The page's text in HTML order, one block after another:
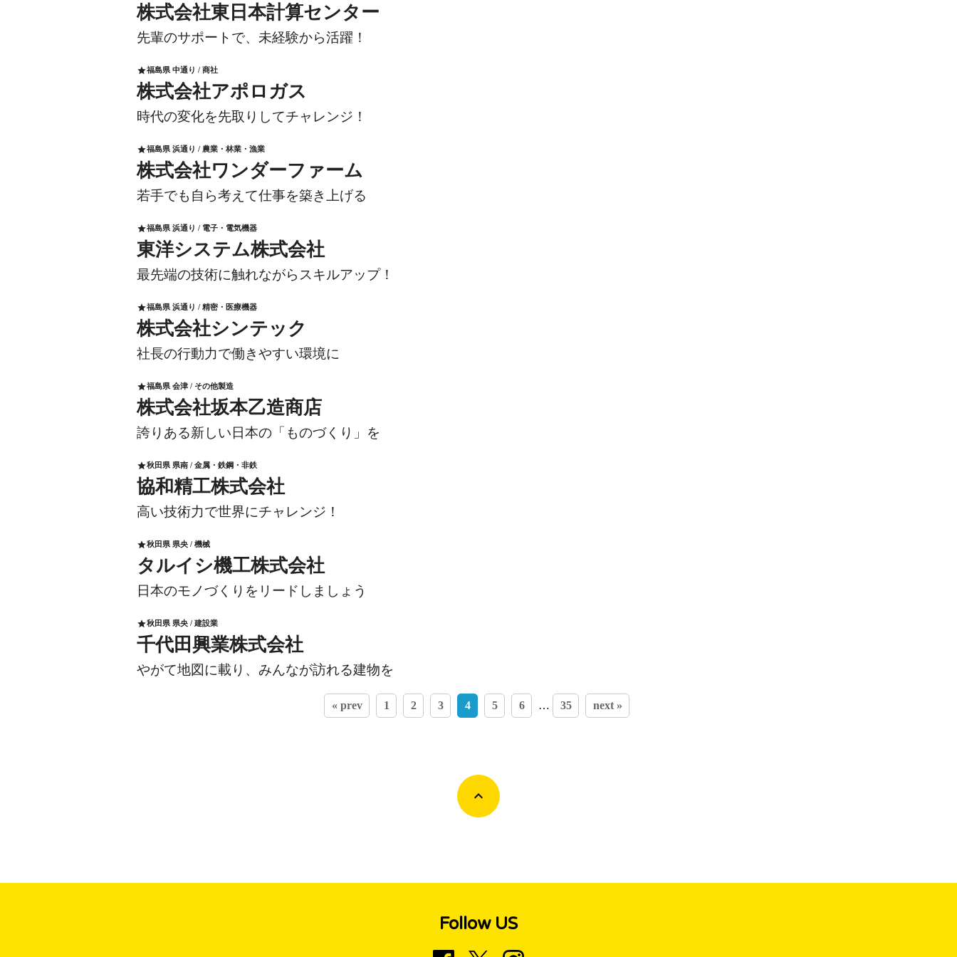
株式会社東日本計算センター
先輩のサポートで、未経験から活躍！
star福島県 中通り / 商社
株式会社アポロガス
時代の変化を先取りしてチャレンジ！
star福島県 浜通り / 農業・林業・漁業
株式会社ワンダーファーム
若手でも自ら考えて仕事を築き上げる
star福島県 浜通り / 電子・電気機器
東洋システム株式会社
最先端の技術に触れながらスキルアップ！
star福島県 浜通り / 精密・医療機器
株式会社シンテック
社長の行動力で働きやすい環境に
star福島県 会津 / その他製造
株式会社坂本乙造商店
誇りある新しい日本の「ものづくり」を
star秋田県 県南 / 金属・鉄鋼・非鉄
協和精工株式会社
高い技術力で世界にチャレンジ！
star秋田県 県央 / 機械
タルイシ機工株式会社
日本のモノづくりをリードしましょう
star秋田県 県央 / 建設業
千代田興業株式会社
やがて地図に載り、みんなが訪れる建物を
« prev 1 2 3 4 5 6 … 35 next »
Follow US